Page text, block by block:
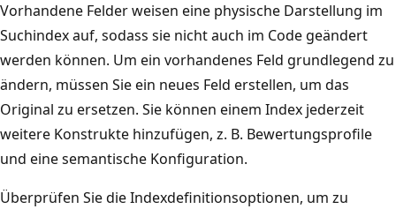
Vorhandene Felder weisen eine physische Darstellung im
Suchindex auf, sodass sie nicht auch im Code geändert
werden können. Um ein vorhandenes Feld grundlegend zu
ändern, müssen Sie ein neues Feld erstellen, um das
Original zu ersetzen. Sie können einem Index jederzeit
weitere Konstrukte hinzufügen, z. B. Bewertungsprofile
und eine semantische Konfiguration.
Überprüfen Sie die Indexdefinitionsoptionen, um zu